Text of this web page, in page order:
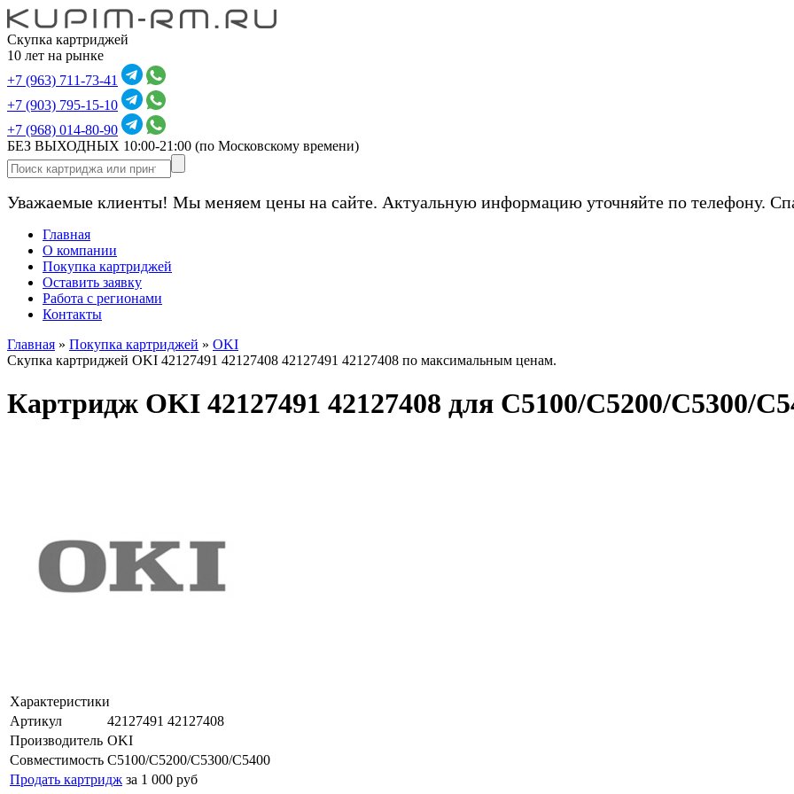
Скупка картриджей
10 лет на рынке
+7 (963) 711-73-41
+7 (903) 795-15-10
+7 (968) 014-80-90
БЕЗ ВЫХОДНЫХ 10:00-21:00 (по Московскому времени)
Уважаемые клиенты! Мы меняем цены на сайте. Актуальную информацию уточняйте по телефону.
Главная
О компании
Покупка картриджей
Оставить заявку
Работа с регионами
Контакты
Главная » Покупка картриджей » OKI
Скупка картриджей OKI 42127491 42127408 42127491 42127408 по максимальным ценам.
Картридж OKI 42127491 42127408 для C5100/C5200/C5300/
Характеристики
Артикул
42127491 42127408
Производитель OKI
Совместимость C5100/C5200/C5300/C5400
Продать картридж за 1 000 руб